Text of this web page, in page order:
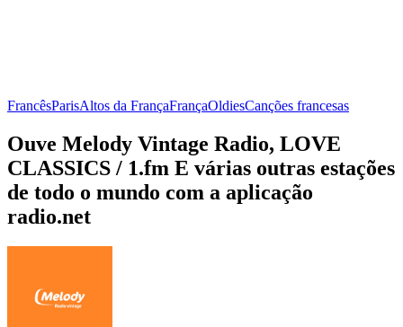
FrancêsParisAltos da FrançaFrançaOldiesCanções francesas
Ouve Melody Vintage Radio, LOVE
CLASSICS / 1.fm E várias outras estações
de todo o mundo com a aplicação
radio.net